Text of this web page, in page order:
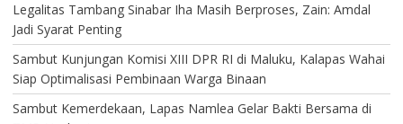
Legalitas Tambang Sinabar Iha Masih Berproses, Zain: Amdal
Jadi Syarat Penting
Sambut Kunjungan Komisi XIII DPR RI di Maluku, Kalapas Wahai
Siap Optimalisasi Pembinaan Warga Binaan
Sambut Kemerdekaan, Lapas Namlea Gelar Bakti Bersama di